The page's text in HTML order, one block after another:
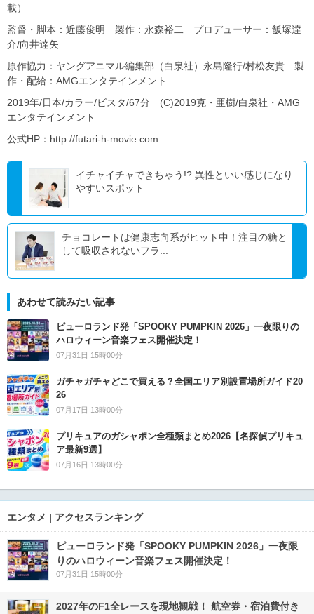
載）
監督・脚本：近藤俊明 製作：永森裕二 プロデューサー：飯塚逹
介/向井達矢
原作協力：ヤングアニマル編集部（白泉社）永島隆行/村松友貴 製
作・配給：AMGエンタテインメント
2019年/日本/カラー/ビスタ/67分 (C)2019克・亜樹/白泉社・AMG
エンタテインメント
公式HP：http://futari-h-movie.com
イチャイチャできちゃう!? 異性といい感じになり
やすいスポット
チョコレートは健康志向系がヒット中！注目の糖と
して吸収されないフラ...
あわせて読みたい記事
ピューロランド発「SPOOKY PUMPKIN 2026」一夜限りの
ハロウィーン音楽フェス開催決定！
07月31日 15時00分
ガチャガチャどこで買える？全国エリア別設置場所ガイド20
26
07月17日 13時00分
プリキュアのガシャポン全種類まとめ2026【名探偵プリキュ
ア最新9選】
07月16日 13時00分
エンタメ | アクセスランキング
ピューロランド発「SPOOKY PUMPKIN 2026」一夜限
りのハロウィーン音楽フェス開催決定！
07月31日 15時00分
2027年のF1全レースを現地観戦！ 航空券・宿泊費付き